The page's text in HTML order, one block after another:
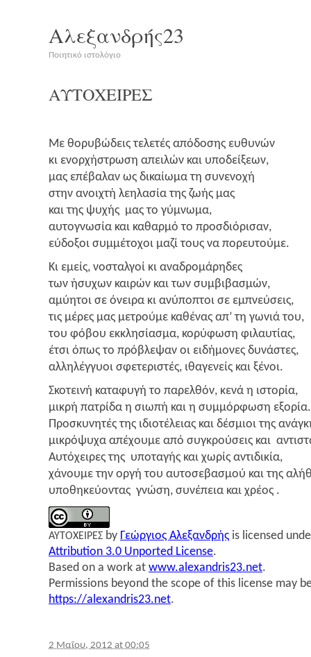
Αλεξανδρής23
Ποιητικό ιστολόγιο
ΑΥΤΟΧΕΙΡΕΣ
Με θορυ­βώ­δεις τελε­τές από­δο­σης ευθυνών
κι ενορ­χή­στρω­ση απει­λών και υποδείξεων,
μας επέ­βα­λαν ως δικαί­ω­μα τη συνενοχή
στην ανοι­χτή λεη­λα­σία της ζωής μας
και της ψυχής μας το γύμνωμα,
αυτο­γνω­σία και καθαρ­μό το προσδιόρισαν,
εύδο­ξοι συμ­μέ­το­χοι μαζί τους να πορευτούμε.
Κι εμείς, νοσταλ­γοί κι αναδρομάρηδες
των ήσυ­χων και­ρών και των συμβιβασμών,
αμύ­η­τοι σε όνει­ρα κι ανύ­πο­πτοι σε εμπνεύσεις,
τις μέρες μας μετρού­με καθέ­νας απ’ τη γωνιά του,
του φόβου εκκλη­σί­α­σμα, κορύ­φω­ση φιλαυτίας,
έτσι όπως το πρό­βλε­ψαν οι ειδή­μο­νες δυνάστες,
αλλη­λέγ­γυοι σφε­τε­ρι­στές, ιθα­γε­νείς και ξένοι.
Σκο­τει­νή κατα­φυ­γή το παρελ­θόν, κενά η ιστορία,
μικρή πατρί­δα η σιω­πή και η συμ­μόρ­φω­ση εξορία.
Προ­σκυ­νη­τές της ιδιο­τέ­λειας και δέσμιοι της
μικρό­ψυ­χα απέ­χου­με από συγκρού­σεις και
Αυτό­χει­ρες της υπο­τα­γής και χωρίς αντιδικία,
χάνου­με την οργή του αυτο­σε­βα­σμού και της
υπο­θη­κεύ­ο­ντας γνώ­ση, συνέ­πεια και χρέος .
ΑΥΤΟΧΕΙΡΕΣ by Γεώρ­γιος Αλε­ξαν­δρής is licensed
Attribution 3.0 Unported License.
Based on a work at www.alexandris23.net.
Permissions beyond the scope of this license may
https://alexandris23.net.
2 Μαΐου, 2012 at 00:05